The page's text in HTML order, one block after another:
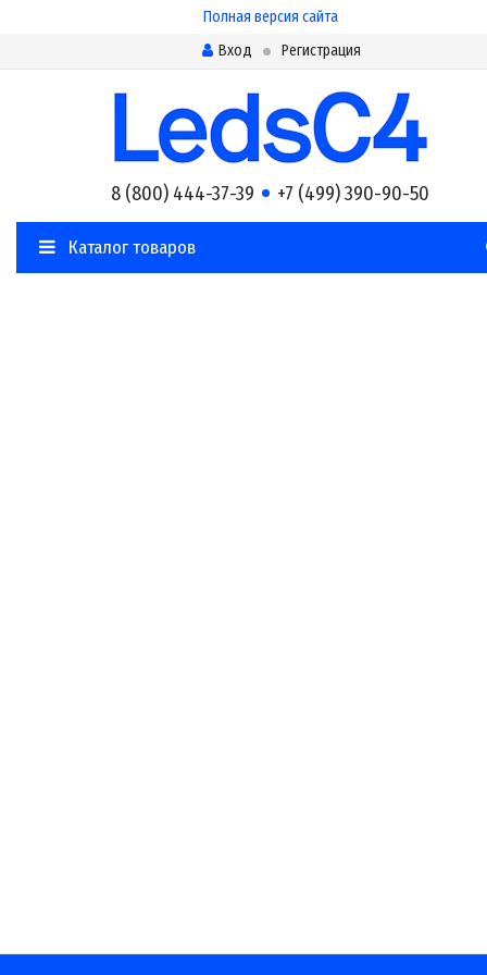
Полная версия сайта
Вход
Регистрация
8 (800) 444-37-39 +7 (499) 390-90-50
Каталог товаров